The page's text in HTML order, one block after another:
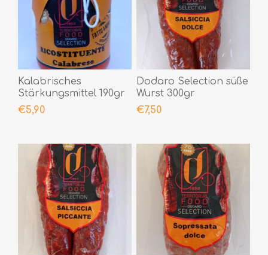
Kalabrisches
Stärkungsmittel 190gr
€5,90
Dodaro Selection süße
Wurst 300gr
€7,50